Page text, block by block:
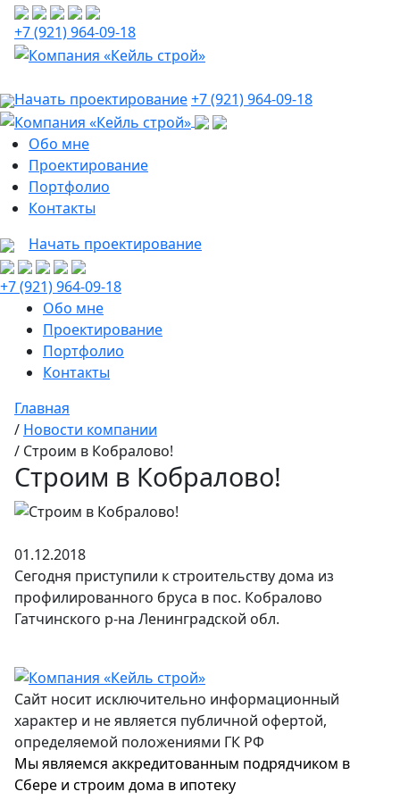
+7 (921) 964-09-18
Начать проектирование+7 (921) 964-09-18
Обо мне
Проектирование
Портфолио
Контакты
Начать проектирование
+7 (921) 964-09-18
Обо мне
Проектирование
Портфолио
Контакты
Главная
/ Новости компании
/ Строим в Кобралово!
Строим в Кобралово!
01.12.2018
Сегодня приступили к строительству дома из
профилированного бруса в пос. Кобралово
Гатчинского р-на Ленинградской обл.
Сайт носит исключительно информационный
характер и не является публичной офертой,
определяемой положениями ГК РФ
Мы являемся аккредитованным подрядчиком в
Сбере и строим дома в ипотеку